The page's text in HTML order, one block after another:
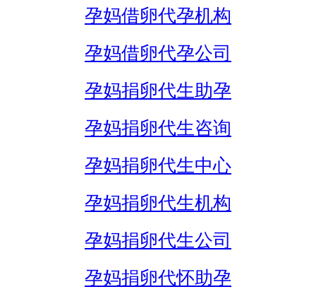
孕妈借卵代孕机构
孕妈借卵代孕公司
孕妈捐卵代生助孕
孕妈捐卵代生咨询
孕妈捐卵代生中心
孕妈捐卵代生机构
孕妈捐卵代生公司
孕妈捐卵代怀助孕